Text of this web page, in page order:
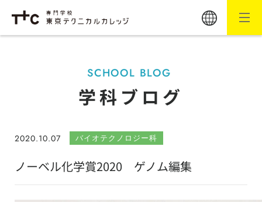
SCHOOL BLOG
学科ブログ
2020.10.07 バイオテクノロジー科
ノーベル化学賞2020 ゲノム編集